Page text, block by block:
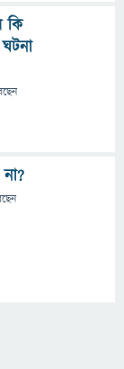
কি